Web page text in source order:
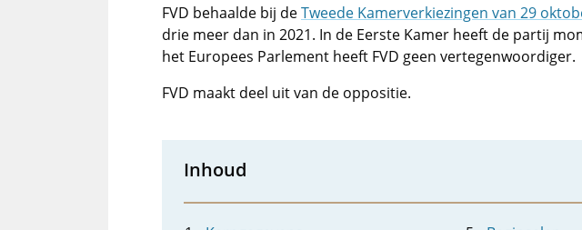
FVD behaalde bij deTweede Kamerverkiezingen van 29
drie meer dan in 2021. In de Eerste Kamer heeft de partij
het Europees Parlement heeft FVD geen vertegenwoordiger.
FVD maakt deel uit van de oppositie.
Inhoud